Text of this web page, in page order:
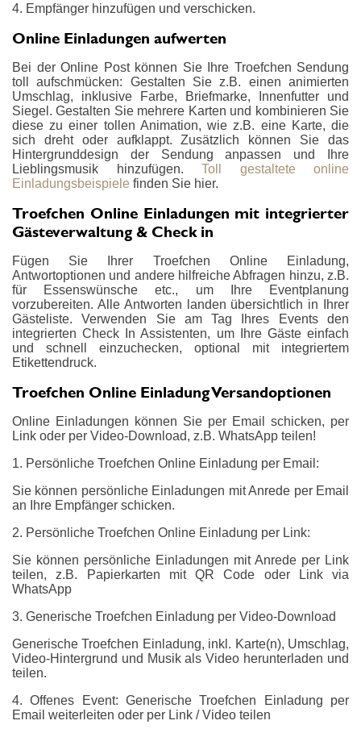
4. Empfänger hinzufügen und verschicken.
Online Einladungen aufwerten
Bei der Online Post können Sie Ihre Troefchen Sendung
toll aufschmücken: Gestalten Sie z.B. einen animierten
Umschlag, inklusive Farbe, Briefmarke, Innenfutter und
Siegel. Gestalten Sie mehrere Karten und kombinieren Sie
diese zu einer tollen Animation, wie z.B. eine Karte, die
sich dreht oder aufklappt. Zusätzlich können Sie das
Hintergrunddesign der Sendung anpassen und Ihre
Lieblingsmusik hinzufügen. Toll gestaltete online
Einladungsbeispiele finden Sie hier.
Troefchen Online Einladungen mit integrierter
Gästeverwaltung & Check in
Fügen Sie Ihrer Troefchen Online Einladung,
Antwortoptionen und andere hilfreiche Abfragen hinzu, z.B.
für Essenswünsche etc., um Ihre Eventplanung
vorzubereiten. Alle Antworten landen übersichtlich in Ihrer
Gästeliste. Verwenden Sie am Tag Ihres Events den
integrierten Check In Assistenten, um Ihre Gäste einfach
und schnell einzuchecken, optional mit integriertem
Etikettendruck.
Troefchen Online Einladung Versandoptionen
Online Einladungen können Sie per Email schicken, per
Link oder per Video-Download, z.B. WhatsApp teilen!
1. Persönliche Troefchen Online Einladung per Email:
Sie können persönliche Einladungen mit Anrede per Email
an Ihre Empfänger schicken.
2. Persönliche Troefchen Online Einladung per Link:
Sie können persönliche Einladungen mit Anrede per Link
teilen, z.B. Papierkarten mit QR Code oder Link via
WhatsApp
3. Generische Troefchen Einladung per Video-Download
Generische Troefchen Einladung, inkl. Karte(n), Umschlag,
Video-Hintergrund und Musik als Video herunterladen und
teilen.
4. Offenes Event: Generische Troefchen Einladung per
Email weiterleiten oder per Link / Video teilen